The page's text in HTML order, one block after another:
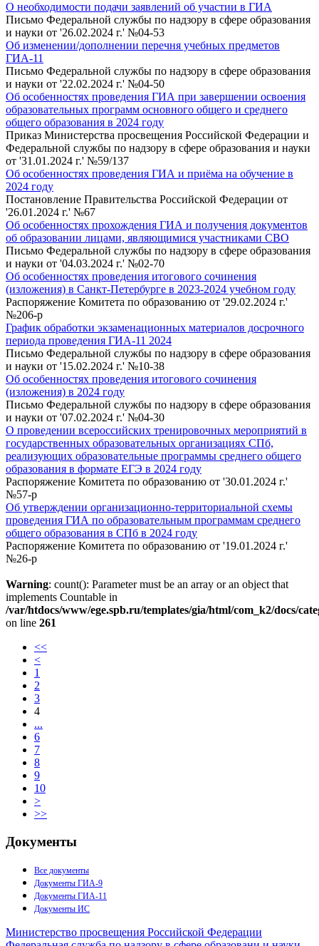
О необходимости подачи заявлений об участии в ГИА
Письмо Федеральной службы по надзору в сфере образования
и науки от '26.02.2024 г.' №04-53
Об изменении/дополнении перечня учебных предметов
ГИА-11
Письмо Федеральной службы по надзору в сфере образования
и науки от '22.02.2024 г.' №04-50
Об особенностях проведения ГИА при завершении освоения
образовательных программ основного общего и среднего
общего образования в 2024 году
Приказ Министерства просвещения Российской Федерации и
Федеральной службы по надзору в сфере образования и науки
от '31.01.2024 г.' №59/137
Об особенностях проведения ГИА и приёма на обучение в
2024 году
Постановление Правительства Российской Федерации от
'26.01.2024 г.' №67
Об особенностях прохождения ГИА и получения документов
об образовании лицами, являющимися участниками СВО
Письмо Федеральной службы по надзору в сфере образования
и науки от '04.03.2024 г.' №02-70
Об особенностях проведения итогового сочинения
(изложения) в Санкт-Петербурге в 2023-2024 учебном году
Распоряжение Комитета по образованию от '29.02.2024 г.'
№206-р
График обработки экзаменационных материалов досрочного
периода проведения ГИА-11 2024
Письмо Федеральной службы по надзору в сфере образования
и науки от '15.02.2024 г.' №10-38
Об особенностях проведения итогового сочинения
(изложения) в 2024 году
Письмо Федеральной службы по надзору в сфере образования
и науки от '07.02.2024 г.' №04-30
О проведении всероссийских тренировочных мероприятий в
государственных образовательных организациях СПб,
реализующих образовательные программы среднего общего
образования в формате ЕГЭ в 2024 году
Распоряжение Комитета по образованию от '30.01.2024 г.'
№57-р
Об утверждении организационно-территориальной схемы
проведения ГИА по образовательным программам среднего
общего образования в СПб в 2024 году
Распоряжение Комитета по образованию от '19.01.2024 г.'
№26-р
Warning: count(): Parameter must be an array or an object that
implements Countable in
/var/htdocs/www/ege.spb.ru/templates/gia/html/com_k2/docs/
on line 261
<<
<
1
2
3
4
...
6
7
8
9
10
>
>>
Документы
Все документы
Документы ГИА-9
Документы ГИА-11
Документы ИС
Министерство просвещения Российской Федерации